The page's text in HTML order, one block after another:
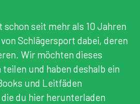
seit mehr als 10 Jahren
Schlägersport dabei, deren
Wir möchten dieses
und haben deshalb ein
und Leitfäden
du hier herunterladen